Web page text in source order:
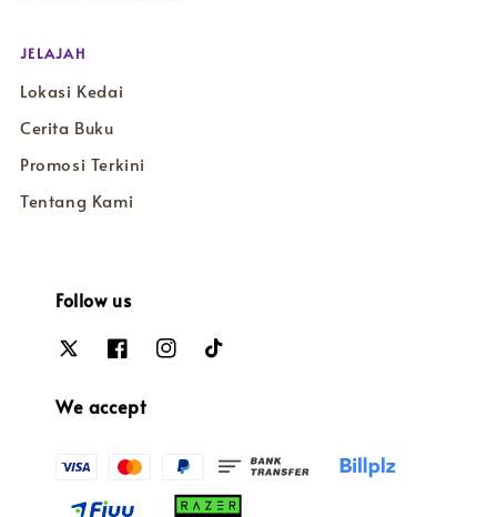
JELAJAH
Lokasi Kedai
Cerita Buku
Promosi Terkini
Tentang Kami
Follow us
We accept